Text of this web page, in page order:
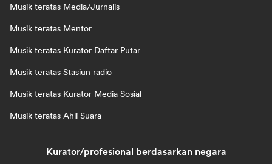
Musik teratas Media/Jurnalis
Musik teratas Mentor
Musik teratas Kurator Daftar Putar
Musik teratas Stasiun radio
Musik teratas Kurator Media Sosial
Musik teratas Ahli Suara
Kurator/profesional berdasarkan negara